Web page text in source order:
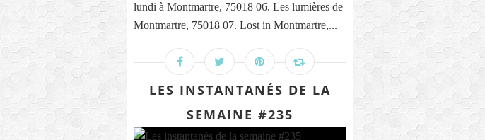
lundi à Montmartre, 75018 06. Les lumières de
Montmartre, 75018 07. Lost in Montmartre,...
LES INSTANTANÉS DE LA
SEMAINE #235